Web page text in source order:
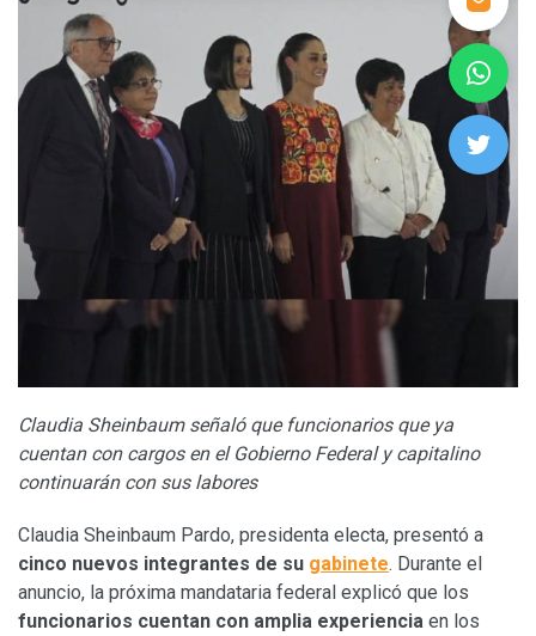
Claudia Sheinbaum señaló que funcionarios que ya
cuentan con cargos en el Gobierno Federal y capitalino
continuarán con sus labores
Claudia Sheinbaum Pardo, presidenta electa, presentó a
cinco nuevos integrantes de su gabinete. Durante el
anuncio, la próxima mandataria federal explicó que los
funcionarios cuentan con amplia experiencia en los